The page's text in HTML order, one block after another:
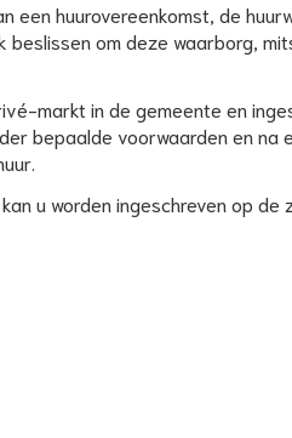
een huurovereenkomst, de
beslissen om deze waarborg,
markt in de gemeente en
bepaalde voorwaarden en na
u worden ingeschreven op de